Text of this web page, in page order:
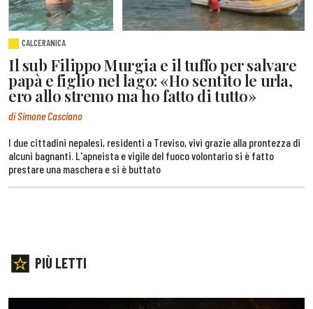
CALCERANICA
Il sub Filippo Murgia e il tuffo per salvare
papà e figlio nel lago: «Ho sentito le urla,
ero allo stremo ma ho fatto di tutto»
di Simone Casciano
I due cittadini nepalesi, residenti a Treviso, vivi grazie alla prontezza di
alcuni bagnanti. L'apneista e vigile del fuoco volontario si è fatto
prestare una maschera e si è buttato
PIÙ LETTI